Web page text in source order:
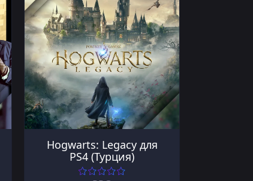
Hogwarts: Legacy для
PS4 (Турция)